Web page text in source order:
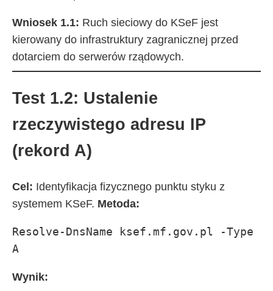
Wniosek 1.1: Ruch sieciowy do KSeF jest
kierowany do infrastruktury zagranicznej przed
dotarciem do serwerów rządowych.
Test 1.2: Ustalenie
rzeczywistego adresu IP
(rekord A)
Cel: Identyfikacja fizycznego punktu styku z
systemem KSeF. Metoda:
Resolve-DnsName ksef.mf.gov.pl -Type
A
Wynik: